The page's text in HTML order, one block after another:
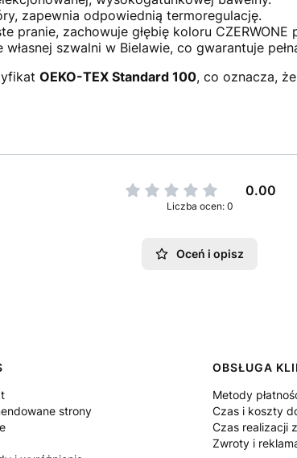
zapewnia odpowiednią termoregulację.
pranie, zachowuje głębię koloru CZERWONE
własnej szwalni w Bielawie, co gwarantuje
OEKO-TEX Standard 100, co oznacza,
0.00
Liczba ocen: 0
Oceń i opisz
w stopce
strony
OBSŁUGA
Metody
Czas i koszty
Czas realizacji
Zwroty i